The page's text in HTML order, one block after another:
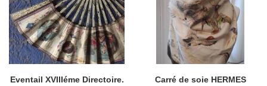
Eventail XVIIIéme Directoire.
Carré de soie HERMES